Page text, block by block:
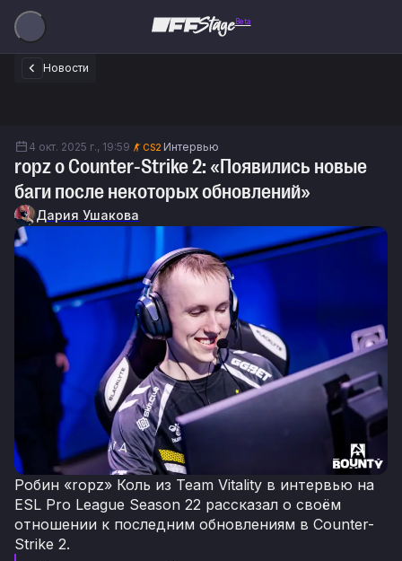
Beta
Новости
4 окт. 2025 г., 19:59 CS2 Интервью
ropz о Counter-Strike 2: «Появились новые
баги после некоторых обновлений»
Дария Ушакова
Робин «ropz» Коль из Team Vitality в интервью на
ESL Pro League Season 22 рассказал о своём
отношении к последним обновлениям в Counter-
Strike 2.